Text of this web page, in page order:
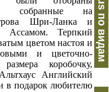
собранные на
Шри-Ланка и
Ассамом. Терпкий
цветом настоя и
и цветочно-
коробочку,
Английский
в подарок любителю